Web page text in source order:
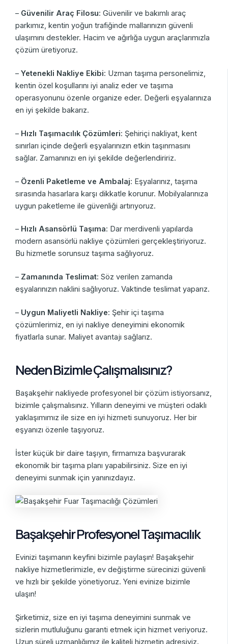
– Güvenilir Araç Filosu: Güvenilir ve bakımlı araç
parkımız, kentin yoğun trafiğinde mallarınızın güvenli
ulaşımını destekler. Hacim ve ağırlığa uygun araçlarımızla
çözüm üretiyoruz.
–Yetenekli Nakliye Ekibi: Uzman taşıma personelimiz,
kentin özel koşullarını iyi analiz eder ve taşıma
operasyonunu özenle organize eder. Değerli eşyalarınıza
en iyi şekilde bakarız.
– Hızlı Taşımacılık Çözümleri: Şehiriçi nakliyat, kent
sınırları içinde değerli eşyalarınızın etkin taşınmasını
sağlar. Zamanınızı en iyi şekilde değerlendiririz.
– Özenli Paketleme ve Ambalaj: Eşyalarınız, taşıma
sırasında hasarlara karşı dikkatle korunur. Mobilyalarınıza
uygun paketleme ile güvenliği artırıyoruz.
– Hızlı Asansörlü Taşıma: Dar merdivenli yapılarda
modern asansörlü nakliye çözümleri gerçekleştiriyoruz.
Bu hizmetle sorunsuz taşıma sağlıyoruz.
– Zamanında Teslimat: Söz verilen zamanda
eşyalarınızın naklini sağlıyoruz. Vaktinde teslimat yaparız.
– Uygun Maliyetli Nakliye: Şehir içi taşıma
çözümlerimiz, en iyi nakliye deneyimini ekonomik
fiyatlarla sunar. Maliyet avantajı sağlarız.
Neden Bizimle Çalışmalısınız?
Başakşehir nakliyede profesyonel bir çözüm istiyorsanız,
bizimle çalışmalısınız. Yılların deneyimi ve müşteri odaklı
yaklaşımımız ile size en iyi hizmeti sunuyoruz. Her bir
eşyanızı özenle taşıyoruz.
İster küçük bir daire taşıyın, firmamıza başvurarak
ekonomik bir taşıma planı yapabilirsiniz. Size en iyi
deneyimi sunmak için yanınızdayız.
Başakşehir Profesyonel Taşımacılık
Evinizi taşımanın keyfini bizimle paylaşın! Başakşehir
nakliye hizmetlerimizle, ev değiştirme sürecinizi güvenli
ve hızlı bir şekilde yönetiyoruz. Yeni evinize bizimle
ulaşın!
Şirketimiz, size en iyi taşıma deneyimini sunmak ve
sizlerin mutluluğunu garanti etmek için hizmet veriyoruz.
Uzun süreli uzmanlığımız ile kaliteli hizmetin adresiyiz.